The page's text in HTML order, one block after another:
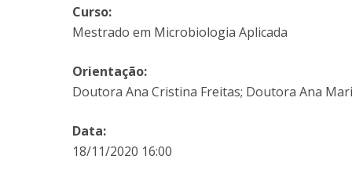
Curso:
Mestrado em Microbiologia Aplicada
Orientação:
Doutora Ana Cristina Freitas; Doutora Ana
Data:
18/11/2020 16:00